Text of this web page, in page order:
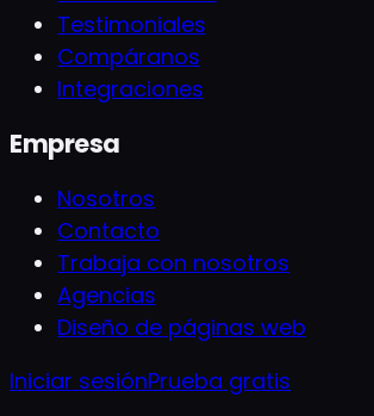
Testimoniales
Compáranos
Integraciones
Empresa
Nosotros
Contacto
Trabaja con nosotros
Agencias
Diseño de páginas web
Iniciar sesiónPrueba gratis